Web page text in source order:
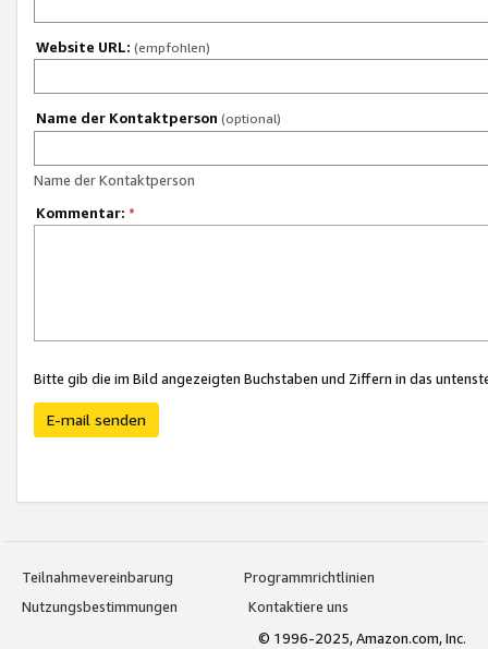
Website URL: (empfohlen)
Name der Kontaktperson (optional)
Name der Kontaktperson
Kommentar: *
Bitte gib die im Bild angezeigten Buchstaben und Ziffern in das
E-mail senden
Teilnahmevereinbarung
Programmrichtlinien
Nutzungsbestimmungen
Kontaktiere uns
© 1996-2025, Amazon.com, Inc.